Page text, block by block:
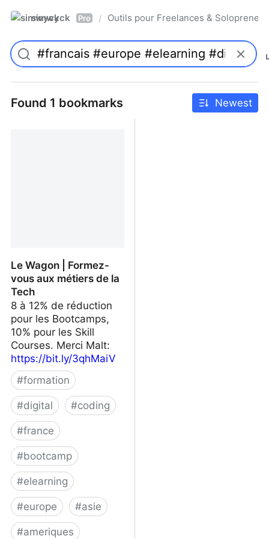
simwyck Pro / Outils pour Freelances &
Found 1 bookmarks Newest
Le Wagon | Formez-
vous aux métiers de la
Tech
8 à 12% de réduction
pour les Bootcamps,
10% pour les Skill
Courses. Merci Malt:
https://bit.ly/3qhMaiV
#formation
#digital #coding
#france
#bootcamp
#elearning
#europe #asie
#ameriques